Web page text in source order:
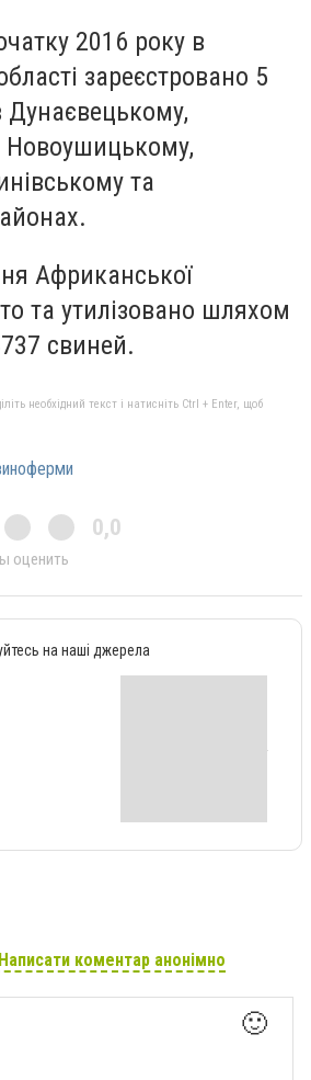
2016 року в
зареєстровано 5
Новоушицькому,
та
Африканської
та утилізовано шляхом
свиней.
необхідний текст і натисніть Ctrl + Enter, щоб
0,0
оценить
на наші джерела
Написати коментар анонімно
🙂